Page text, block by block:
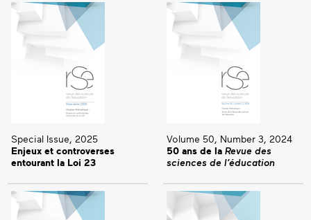
Special Issue, 2025
Enjeux et controverses
entourant la Loi 23
Volume 50, Number 3, 2024
50 ans de la Revue des
sciences de l’éducation